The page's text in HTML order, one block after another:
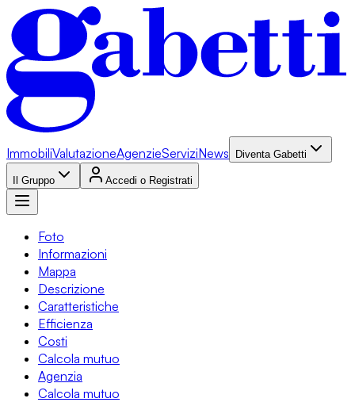
ImmobiliValutazioneAgenzieServiziNews Diventa Gabetti
Il Gruppo Accedi o Registrati
Foto
Informazioni
Mappa
Descrizione
Caratteristiche
Efficienza
Costi
Calcola mutuo
Agenzia
Calcola mutuo